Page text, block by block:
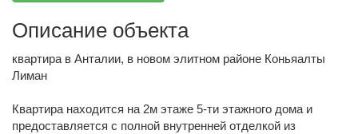
Описание объекта
квартира в Анталии, в новом элитном районе Коньяалты
Лиман
Квартира находится на 2м этаже 5-ти этажного дома и
предоставляется с полной внутренней отделкой из